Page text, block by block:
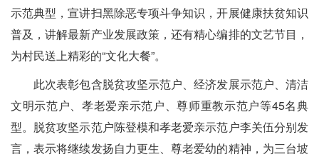
示范典型，宣讲扫黑除恶专项斗争知识，开展健康扶贫知识
普及，讲解最新产业发展政策，还有精心编排的文艺节目，
为村民送上精彩的“文化大餐”。
此次表彰包含脱贫攻坚示范户、经济发展示范户、清洁
文明示范户、孝老爱亲示范户、尊师重教示范户等45名典
型。脱贫攻坚示范户陈登模和孝老爱亲示范户李关伍分别发
言，表示将继续发扬自力更生、尊老爱幼的精神，为三台坡